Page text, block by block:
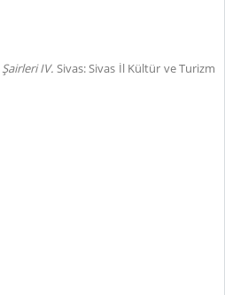
IV. Sivas: Sivas İl Kültür ve Turizm